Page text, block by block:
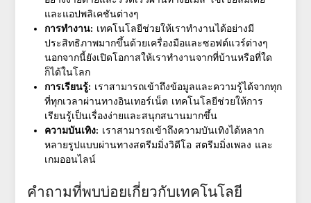
และแอปพลิเคชันต่างๆ
การทำงาน: เทคโนโลยีช่วยให้เราทำงานได้อย่างมี
ประสิทธิภาพมากขึ้นด้วยเครื่องมือและซอฟต์แวร์ต่างๆ
นอกจากนี้ยังเปิดโอกาสให้เราทำงานจากที่บ้านหรือที่ใด
ก็ได้ในโลก
การเรียนรู้: เราสามารถเข้าถึงข้อมูลและความรู้ได้จากทุก
ที่ทุกเวลาผ่านทางอินเทอร์เน็ต เทคโนโลยีช่วยให้การ
เรียนรู้เป็นเรื่องง่ายและสนุกสนานมากขึ้น
ความบันเทิง: เราสามารถเข้าถึงความบันเทิงได้หลาก
หลายรูปแบบผ่านทางสตรีมมิ่งวิดีโอ สตรีมมิ่งเพลง และ
เกมออนไลน์
คำถามที่พบบ่อยเกี่ยวกับเทคโนโลยี